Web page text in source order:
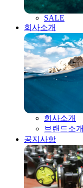
SALE
회사소개
회사소개
브랜드소개
공지사항